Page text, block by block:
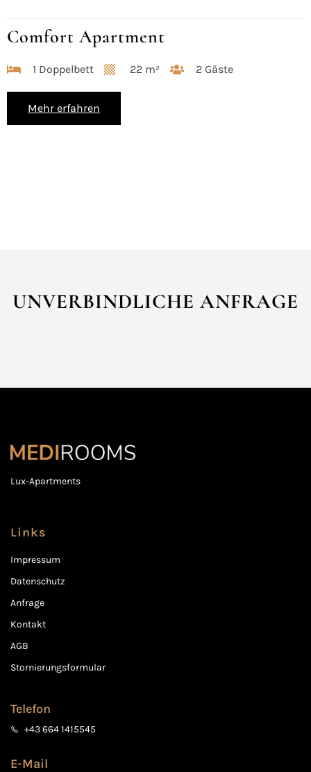
Comfort Apartment
1 Doppelbett 22 m² 2 Gäste
Mehr erfahren
UNVERBINDLICHE ANFRAGE
Lux-Apartments
Links
Impressum
Datenschutz
Anfrage
Kontakt
AGB
Stornierungsformular
Telefon
+43 664 1415545
E-Mail